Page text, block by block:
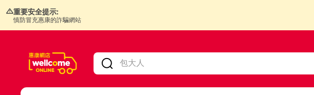
重要安全提示:
慎防冒充惠康的詐騙網站